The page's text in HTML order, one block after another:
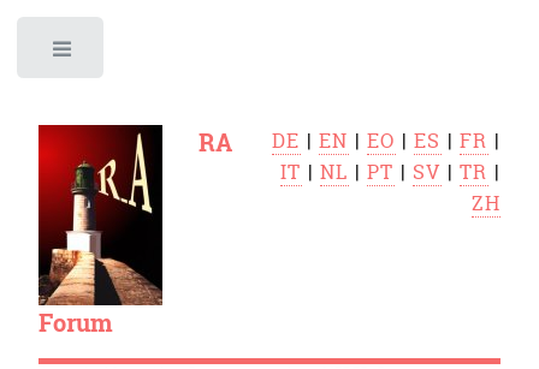
RA
Forum
DE |EN |EO |ES |FR |
IT |NL |PT | SV |TR |
ZH